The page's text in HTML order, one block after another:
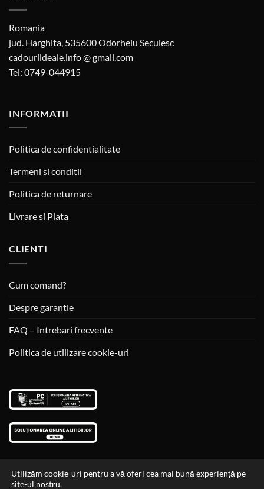
Romania
jud. Harghita, 535600 Odorheiu Secuiesc
cadouriideale.info @ gmail.com
Tel: 0749-044915
INFORMATII
Politica de confidentialitate
Termeni si conditii
Politica de returnare
Livrare si Plata
CLIENTI
Cum comand?
Despre garantie
FAQ – Intrebari frecvente
Politica de utilizare cookie-uri
Utilizăm cookie-uri pentru a vă oferi cea mai bună experiență pe
site-ul nostru.